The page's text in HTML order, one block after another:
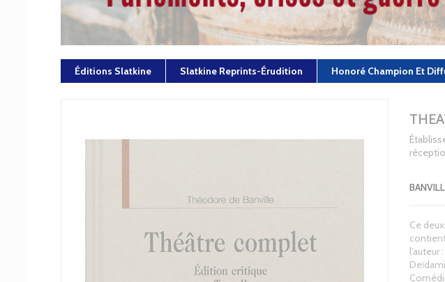
Éditions Slatkine Slatkine Reprints-Érudition Honoré Champion Et
Ce